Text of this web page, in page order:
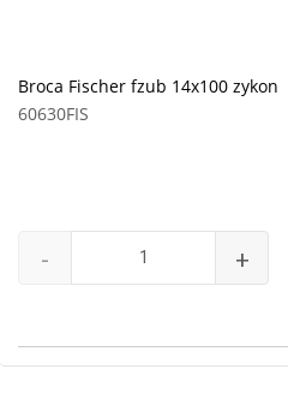
Broca Fischer fzub 14x100 zykon
60630FIS
- +